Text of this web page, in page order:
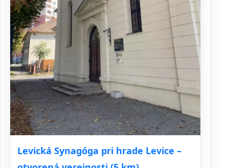
Levická Synagóga pri hrade Levice –